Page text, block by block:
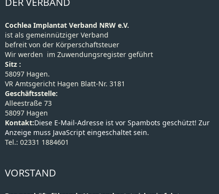
Cochlea Implantat Verband NRW e.V.
ist als gemeinnütziger Verband
befreit von der Körperschaftsteuer
Wir werden im Zuwendungsregister geführt
Sitz :
58097 Hagen.
VR Amtsgericht Hagen Blatt-Nr. 3181
Geschäftsstelle:
Alleestraße 73
58097 Hagen
Kontakt:Diese E-Mail-Adresse ist vor Spambots geschützt! Zur
Anzeige muss JavaScript eingeschaltet sein.
Tel.: 02331 1884601
VORSTAND